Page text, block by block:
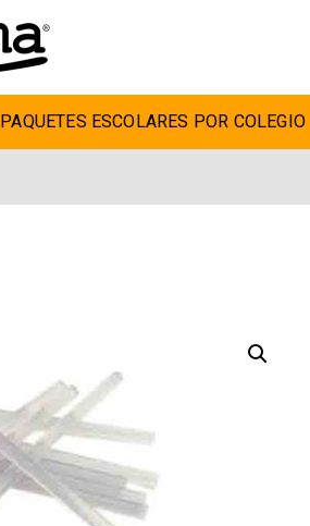
PAQUETES ESCOLARES POR COLEGIO